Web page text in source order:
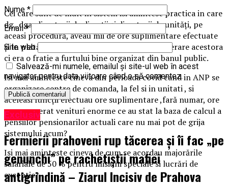
Cei care sunt de mult in sistem isi amintesc practica in care
dg , dga, directorii de direcții și directorii de unități, pe
aceasi procedură, aveau mii de ore suplimentare efectuate
și in plată, nimeni nu era preocupat de recuperare acestora
ci era o fratie a furtului bine organizat din banul public.
Isi mai aminteste cineva din perioada covid cand in ANP se
organizase centre de comanda, la fel si in unitati , si
aceleasi funcții efectuau ore suplimentare ,fară numar, ore
ce au generat venituri enorme ce au stat la baza de calcul a
pensiilor pensionarilor actuali care nu mai pot de grija
sistemului acum?
Isi mai aminteste cineva de cum se acordau majorările
salariale de 50 % pentru misiuni speciale si lucrări de
exceptie?
Nume *
Email*
Site web
Salvează-mi numele, emailul și site-ul web în acest
navigator pentru data viitoare când o să comentez.
Exclusiv
Fermierii prahoveni rup tăcerea și îi fac „pe
genunchi” pe rachetiștii mafiei
antigrindină – Ziarul Incisiv de Prahova